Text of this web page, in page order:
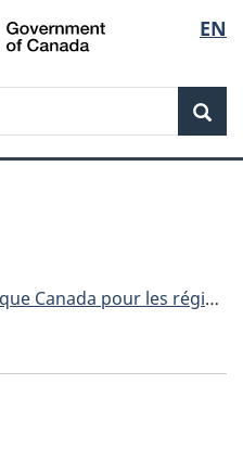
Passer
au
Passer
à
du
Passer
à
simplifiée
langue
EN
pour les régions du Québec